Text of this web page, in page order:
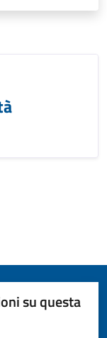
su questa